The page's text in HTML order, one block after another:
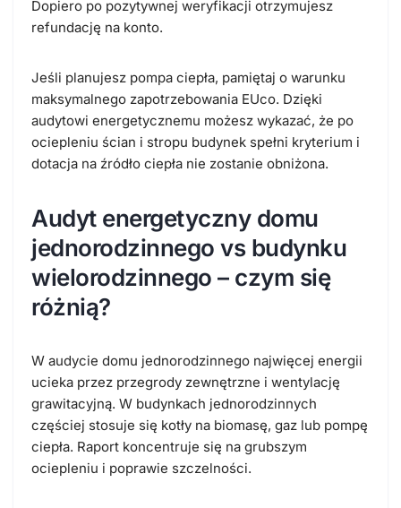
Dopiero po pozytywnej weryfikacji otrzymujesz
refundację na konto.
Jeśli planujesz pompa ciepła, pamiętaj o warunku
maksymalnego zapotrzebowania EUco. Dzięki
audytowi energetycznemu możesz wykazać, że po
ociepleniu ścian i stropu budynek spełni kryterium i
dotacja na źródło ciepła nie zostanie obniżona.
Audyt energetyczny domu
jednorodzinnego vs budynku
wielorodzinnego – czym się
różnią?
W audycie domu jednorodzinnego najwięcej energii
ucieka przez przegrody zewnętrzne i wentylację
grawitacyjną. W budynkach jednorodzinnych
częściej stosuje się kotły na biomasę, gaz lub pompę
ciepła. Raport koncentruje się na grubszym
ociepleniu i poprawie szczelności.